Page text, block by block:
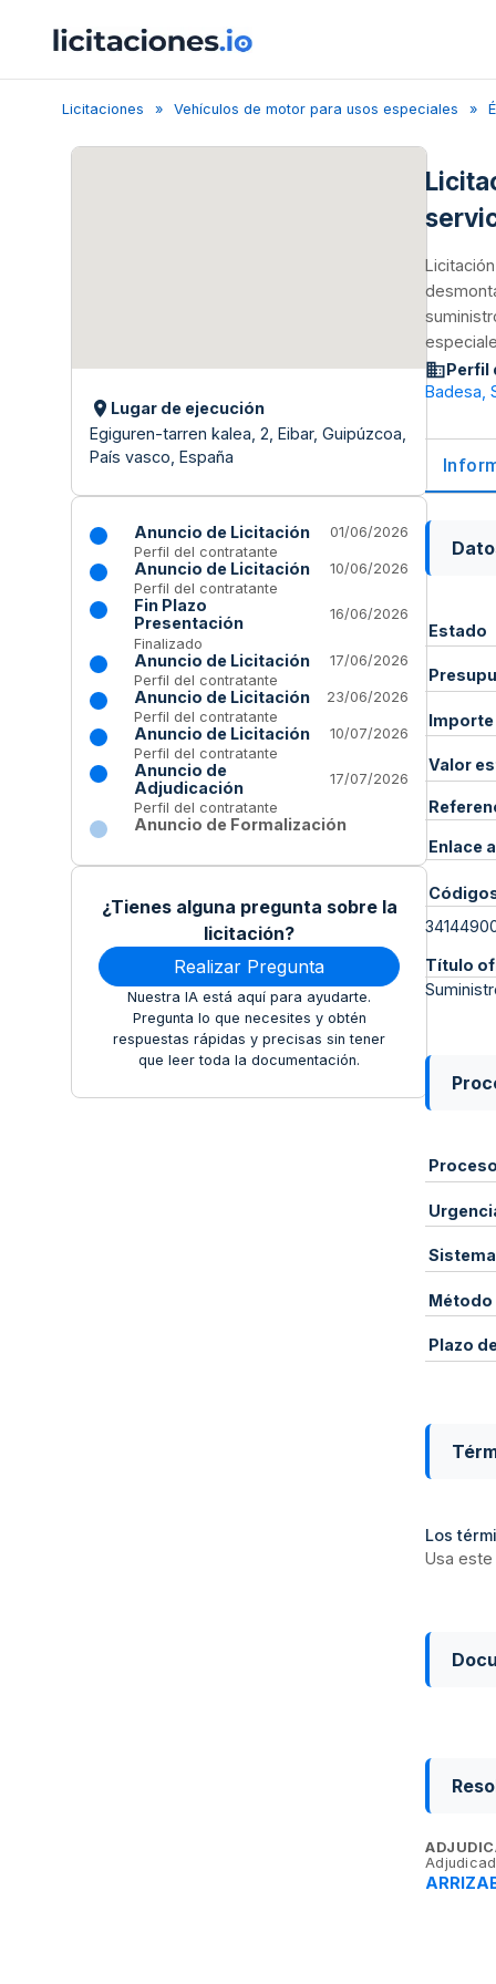
Licitaciones Vehículos de motor para usos especiales
Lugar de ejecución
Egiguren-tarren kalea, 2, Eibar, Guipúzcoa,
País vasco, España
Anuncio de Licitación
01/06/2026
Perfil del contratante
Anuncio de Licitación
10/06/2026
Perfil del contratante
Fin Plazo
Presentación
16/06/2026
Finalizado
Anuncio de Licitación
17/06/2026
Perfil del contratante
Anuncio de Licitación
23/06/2026
Perfil del contratante
Anuncio de Licitación
10/07/2026
Perfil del contratante
Anuncio de
Adjudicación
17/07/2026
Perfil del contratante
Anuncio de Formalización
¿Tienes alguna pregunta sobre la
licitación?
Realizar Pregunta
Nuestra IA está aquí para ayudarte.
Pregunta lo que necesites y obtén
respuestas rápidas y precisas sin tener
que leer toda la documentación.
Perfil
Badesa,
Estado
Valor
Enlace
Título
Proceso
Método
Plazo
Los
Usa este